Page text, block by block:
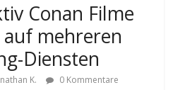
Conan Filme
mehreren
Diensten
K. 0 Kommentare